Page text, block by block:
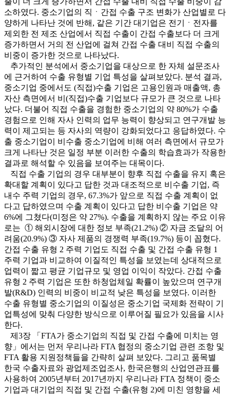
소하였다. 중소기업의 직ㆍ간접 수출 구조 변화가 산업별로 다
양하게 나타난 것에 반해, 같은 기간 대기업은 전기ㆍ전자를
제외한 전 제조 산업에서 직접 수출이 간접 수출보다 더 크게
증가하면서 거의 전 산업에 걸쳐 간접 수출 대비 직접 수출의
비중이 증가한 것으로 나타났다.
추가적인 분석에서 중소기업을 대상으로 한 자체 설문조사
에 근거하여 수출 유형별 기업 특성을 살펴보았다. 분석 결과,
중소기업 중에서도 (직접)수출 기업은 고용인원과 매출액, 총
자산 측면에서 비(직접)수출 기업보다 규모가 큰 것으로 나타
났다. 더불어 직접 수출을 경험한 중소기업의 약 80%가 수출
경험으로 인해 자사 인력의 업무 능력이 향상되고 연구개발 능
력이 제고되는 등 자사의 역량이 강화되었다고 응답하였다. 수
출 중소기업이 비수출 중소기업에 비해 여러 측면에서 규모가
크게 나타난 것은 일정 부분 이러한 수출의 학습효과가 작용한
결과로 해석할 수 있음을 보여주는 대목이다.
직접 수출 기업의 경우 대부분이 향후 직접 수출을 유지 혹은
확대할 계획이 있다고 답한 것과 대조적으로 비수출 기업, 즉
내수 주력 기업의 경우, 67.3%가 앞으로 직접 수출 계획이 없
다고 답하였으며 수출 계획이 있다고 답한 비수출 기업은 약
6%에 그쳤다(미정은 약 27%). 수출을 계획하지 않는 주요 이유
로는 ① 해외시장에 대한 정보 부족(21.2%) ② 자금 조달의 어
려움(20.9%) ③ 자사 제품의 경쟁력 부족(19.7%) 등이 꼽혔다.
간접 수출 유형 2 주력 기업도 직접 수출 및 간접 수출 유형 1
주력 기업과 비교하여 이질적인 특성을 보였는데 상대적으로
업력이 짧고 평균 기업규모 및 영업 이익이 작았다. 간접 수출
유형 2 주력 기업은 또한 하청업체일 확률이 높았으며 연구개
발(R&D) 인력의 비중이 비교적 낮은 특성을 보였다. 이러한
수출 유형별 중소기업의 이질성은 중소기업 국제화 전략이 기
업특성에 맞춰 다양한 방식으로 이루어질 필요가 있음을 시사
한다.
제3장 「FTA가 중소기업의 직접 및 간접 수출에 미치는 영
향」에서는 먼저 우리나라 FTA 협정의 중소기업 관련 조항 및
FTA 활용 지원정책들을 간략히 살펴 보았다. 그리고 품목별
한국 수출자료와 광업제조업조사, 한국은행의 산업연관표를
사용하여 2005년부터 2017년까지 우리나라 FTA 정책이 중소
기업과 대기업의 직접 및 간접 수출(유형 2)에 미친 영향을 세